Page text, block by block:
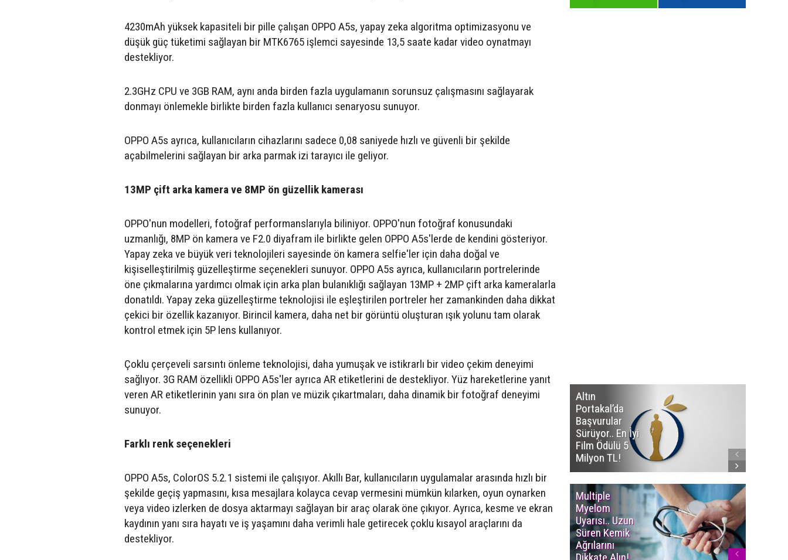
4230mAh yüksek kapasiteli bir pille çalışan OPPO A5s, yapay zeka algoritma optimizasyonu ve
düşük güç tüketimi sağlayan bir MTK6765 işlemci sayesinde 13,5 saate kadar video oynatmayı
destekliyor.
2.3GHz CPU ve 3GB RAM, aynı anda birden fazla uygulamanın sorunsuz çalışmasını sağlayarak
donmayı önlemekle birlikte birden fazla kullanıcı senaryosu sunuyor.
OPPO A5s ayrıca, kullanıcıların cihazlarını sadece 0,08 saniyede hızlı ve güvenli bir şekilde
açabilmelerini sağlayan bir arka parmak izi tarayıcı ile geliyor.
13MP çift arka kamera ve 8MP ön güzellik kamerası
OPPO'nun modelleri, fotoğraf performanslarıyla biliniyor. OPPO'nun fotoğraf konusundaki
uzmanlığı, 8MP ön kamera ve F2.0 diyafram ile birlikte gelen OPPO A5s'lerde de kendini gösteriyor.
Yapay zeka ve büyük veri teknolojileri sayesinde ön kamera selfie'ler için daha doğal ve
kişiselleştirilmiş güzelleştirme seçenekleri sunuyor. OPPO A5s ayrıca, kullanıcıların portrelerinde
öne çıkmalarına yardımcı olmak için arka plan bulanıklığı sağlayan 13MP + 2MP çift arka kameralarla
donatıldı. Yapay zeka güzelleştirme teknolojisi ile eşleştirilen portreler her zamankinden daha dikkat
çekici bir özellik kazanıyor. Birincil kamera, daha net bir görüntü oluşturan ışık yolunu tam olarak
kontrol etmek için 5P lens kullanıyor.
Çoklu çerçeveli sarsıntı önleme teknolojisi, daha yumuşak ve istikrarlı bir video çekim deneyimi
sağlıyor. 3G RAM özellikli OPPO A5s'ler ayrıca AR etiketlerini de destekliyor. Yüz hareketlerine yanıt
veren AR etiketlerinin yanı sıra ön plan ve müzik çıkartmaları, daha dinamik bir fotoğraf deneyimi
sunuyor.
Farklı renk seçenekleri
OPPO A5s, ColorOS 5.2.1 sistemi ile çalışıyor. Akıllı Bar, kullanıcıların uygulamalar arasında hızlı bir
şekilde geçiş yapmasını, kısa mesajlara kolayca cevap vermesini mümkün kılarken, oyun oynarken
veya video izlerken de dosya aktarmayı sağlayan bir araç olarak öne çıkıyor. Ayrıca, kesme ve ekran
kaydının yanı sıra hayatı ve iş yaşamını daha verimli hale getirecek çoklu kısayol araçlarını da
destekliyor.
Altın
Portakal’da
Başvurular
Sürüyor.. En İyi
Film Ödülü 5
Milyon TL!
Multiple
Myelom
Uyarısı.. Uzun
Süren Kemik
Ağrılarını